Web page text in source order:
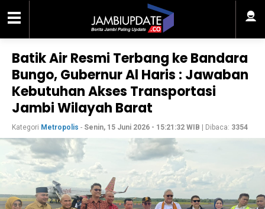
Batik Air Resmi Terbang ke Bandara
Bungo, Gubernur Al Haris : Jawaban
Kebutuhan Akses Transportasi
Jambi Wilayah Barat
Kategori Metropolis - Senin, 15 Juni 2026 - 15:21:32 WIB | Dibaca: 3354